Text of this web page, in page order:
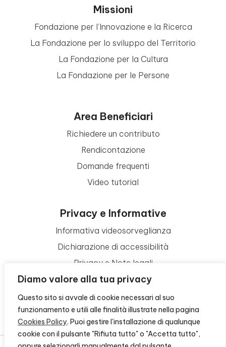
Diamo valore alla tua privacy
Questo sito si avvale di cookie necessari al suo
funzionamento e utili alle finalità illustrate nella pagina
Cookies Policy. Puoi gestire l'installazione di qualunque
cookie con il pulsante "Rifiuta tutto" o "Accetta tutto",
Missioni
Fondazione per l’Innovazione e la Ricerca
La Fondazione per lo sviluppo del Territorio
La Fondazione per la Cultura
La Fondazione per le Persone
Area Beneficiari
Richiedere un contributo
Rendicontazione
Domande frequenti
Video tutorial
Privacy e Informative
Informativa videosorveglianza
Dichiarazione di accessibilità
Privacy e Note legali
Termini di utilizzo
Cookie policy
Contattaci